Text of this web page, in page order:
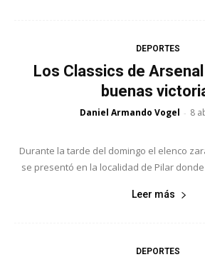
DEPORTES
Los Classics de
buenas
Daniel Armando Vogel - 8
Durante la tarde del domingo el elenco
se presentó en la localidad de Pilar
Leer más
DEPORTES